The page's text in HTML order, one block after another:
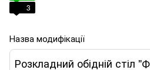
3
Назва модифікації